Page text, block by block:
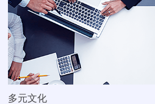
多元文化